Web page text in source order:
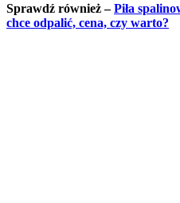
Sprawdź również –Piła
chce odpalić, cena, czy warto?